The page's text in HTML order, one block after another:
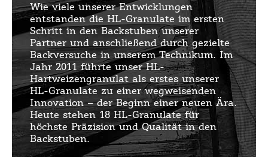
Wie viele unserer Entwicklungen
entstanden die HL-Granulate im ersten
Schritt in den Backstuben unserer
Partner und anschließend durch gezielte
Backversuche in unserem Technikum. Im
Jahr 2011 führte unser HL-
Hartweizengranulat als erstes unserer
HL-Granulate zu einer wegweisenden
Innovation – der Beginn einer neuen Ära.
Heute stehen 18 HL-Granulate für
höchste Präzision und Qualität in den
Backstuben.